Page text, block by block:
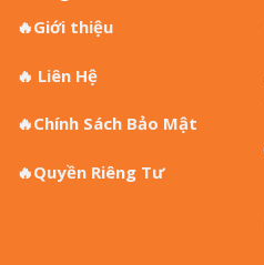
🔥Giới thiệu
🔥 Liên Hệ
🔥Chính Sách Bảo Mật
🔥Quyền Riêng Tư